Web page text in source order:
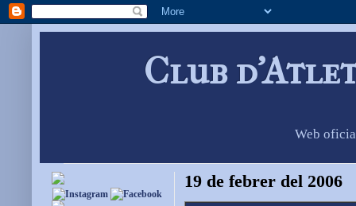
Club
Web
19 de febrer del 2006